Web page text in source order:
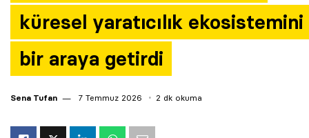
küresel yaratıcılık ekosistemini
bir araya getirdi
Sena Tufan 7 Temmuz 2026 2 dk okuma